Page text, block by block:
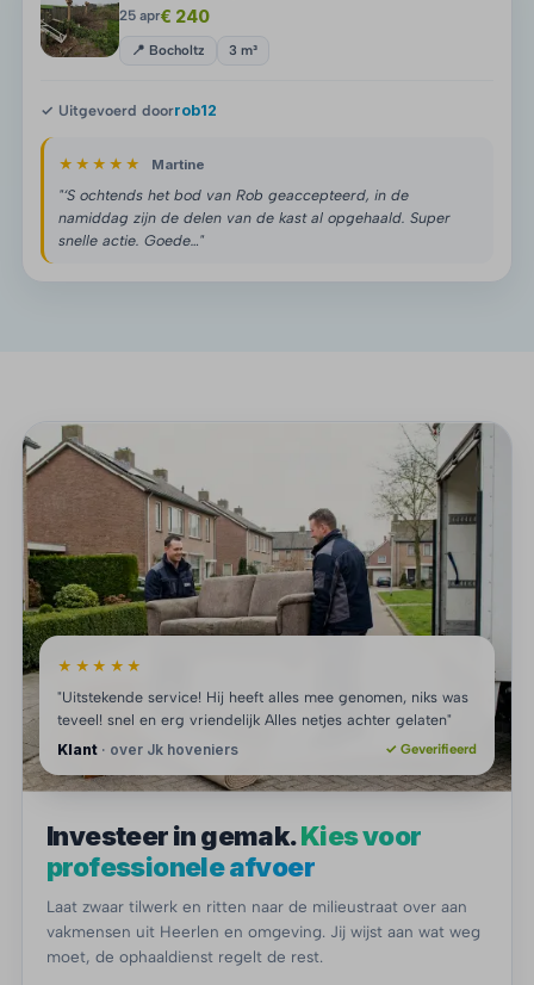
25 apr€ 240
📍 Bocholtz 3 m³
✓ Uitgevoerd doorrob12
★★★★★ Martine
"‘S ochtends het bod van Rob geaccepteerd, in de
namiddag zijn de delen van de kast al opgehaald. Super
snelle actie. Goede…"
★★★★★
"Uitstekende service! Hij heeft alles mee genomen, niks was
teveel! snel en erg vriendelijk Alles netjes achter gelaten"
Klant · over Jk hoveniers ✓ Geverifieerd
Investeer in gemak.Kies voor
professionele afvoer
Laat zwaar tilwerk en ritten naar de milieustraat over aan
vakmensen uit Heerlen en omgeving. Jij wijst aan wat weg
moet, de ophaaldienst regelt de rest.